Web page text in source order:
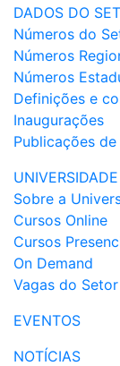
DADOS DO
Números do
Números
Números
Definições e
Inaugurações
Publicações
UNIVERSIDADE
Sobre a
Cursos Online
Cursos
On Demand
Vagas do Setor
EVENTOS
NOTÍCIAS